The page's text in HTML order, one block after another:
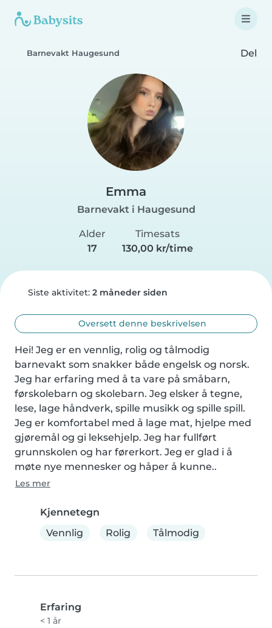
Barnevakt Haugesund Del
Emma
Barnevakt i Haugesund
Alder
17
Timesats
130,00 kr/time
Siste aktivitet: 2 måneder siden
Oversett denne beskrivelsen
Hei! Jeg er en vennlig, rolig og tålmodig
barnevakt som snakker både engelsk og norsk.
Jeg har erfaring med å ta vare på småbarn,
førskolebarn og skolebarn. Jeg elsker å tegne,
lese, lage håndverk, spille musikk og spille spill.
Jeg er komfortabel med å lage mat, hjelpe med
gjøremål og gi leksehjelp. Jeg har fullført
grunnskolen og har førerkort. Jeg er glad i å
møte nye mennesker og håper å kunne..
Les mer
Kjennetegn
Vennlig
Rolig Tålmodig
Erfaring
< 1 år